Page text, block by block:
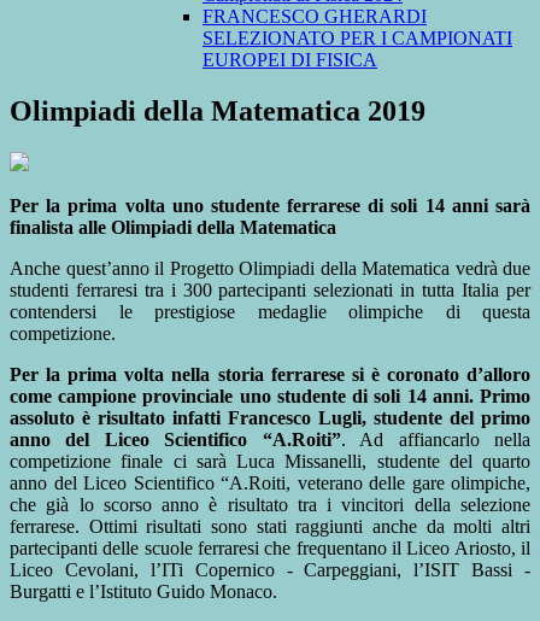
FRANCESCO GHERARDI
SELEZIONATO PER I CAMPIONATI
EUROPEI DI FISICA
Olimpiadi della Matematica 2019
Per la prima volta uno studente ferrarese di soli 14 anni sarà
finalista alle Olimpiadi della Matematica
Anche quest’anno il Progetto Olimpiadi della Matematica vedrà due
studenti ferraresi tra i 300 partecipanti selezionati in tutta Italia per
contendersi le prestigiose medaglie olimpiche di questa
competizione.
Per la prima volta nella storia ferrarese si è coronato d’alloro
come campione provinciale uno studente di soli 14 anni. Primo
assoluto è risultato infatti Francesco Lugli, studente del primo
anno del Liceo Scientifico “A.Roiti”. Ad affiancarlo nella
competizione finale ci sarà Luca Missanelli, studente del quarto
anno del Liceo Scientifico “A.Roiti, veterano delle gare olimpiche,
che già lo scorso anno è risultato tra i vincitori della selezione
ferrarese. Ottimi risultati sono stati raggiunti anche da molti altri
partecipanti delle scuole ferraresi che frequentano il Liceo Ariosto, il
Liceo Cevolani, l’ITi Copernico - Carpeggiani, l’ISIT Bassi -
Burgatti e l’Istituto Guido Monaco.